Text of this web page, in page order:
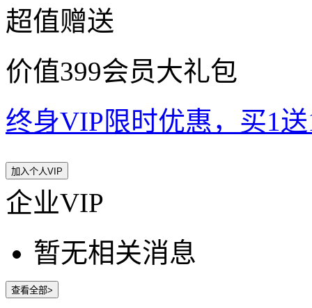
超值赠送
价值399会员大礼包
终身VIP限时优惠，买1
加入个人VIP
企业VIP
暂无相关消息
查看全部>